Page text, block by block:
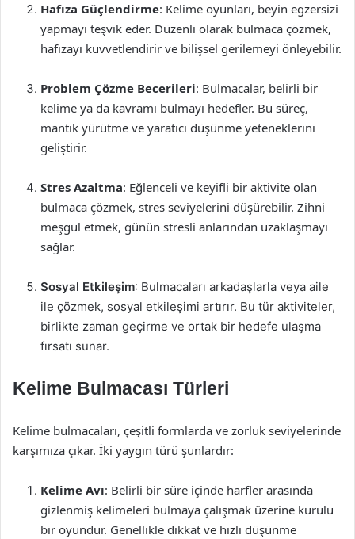
Hafıza Güçlendirme: Kelime oyunları, beyin egzersizi
yapmayı teşvik eder. Düzenli olarak bulmaca çözmek,
hafızayı kuvvetlendirir ve bilişsel gerilemeyi önleyebilir.
Problem Çözme Becerileri: Bulmacalar, belirli bir
kelime ya da kavramı bulmayı hedefler. Bu süreç,
mantık yürütme ve yaratıcı düşünme yeteneklerini
geliştirir.
Stres Azaltma: Eğlenceli ve keyifli bir aktivite olan
bulmaca çözmek, stres seviyelerini düşürebilir. Zihni
meşgul etmek, günün stresli anlarından uzaklaşmayı
sağlar.
Sosyal Etkileşim: Bulmacaları arkadaşlarla veya aile
ile çözmek, sosyal etkileşimi artırır. Bu tür aktiviteler,
birlikte zaman geçirme ve ortak bir hedefe ulaşma
fırsatı sunar.
Kelime Bulmacası Türleri
Kelime bulmacaları, çeşitli formlarda ve zorluk seviyelerinde
karşımıza çıkar. İki yaygın türü şunlardır:
Kelime Avı: Belirli bir süre içinde harfler arasında
gizlenmiş kelimeleri bulmaya çalışmak üzerine kurulu
bir oyundur. Genellikle dikkat ve hızlı düşünme